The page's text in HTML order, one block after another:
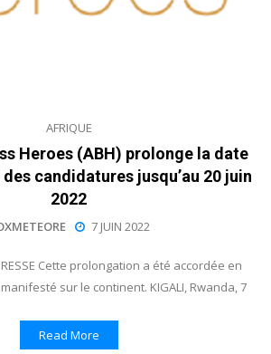
AFRIQUE
Heroes (ABH) prolonge la date
candidatures jusqu’au 20 juin
2022
7 JUIN 2022
Cette prolongation a été accordée en
sur le continent. KIGALI, Rwanda, 7
Read More